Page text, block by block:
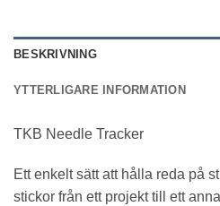
BESKRIVNING
YTTERLIGARE INFORMATION
TKB Needle Tracker
Ett enkelt sätt att hålla reda på
stickor från ett projekt till ett